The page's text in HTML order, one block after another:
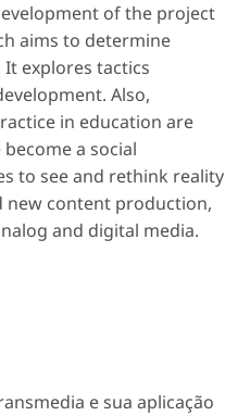
of the project
aims to determine
explores tactics
Also,
in education are
a social
to see and rethink reality
new content production,
and digital media.
e sua aplicação